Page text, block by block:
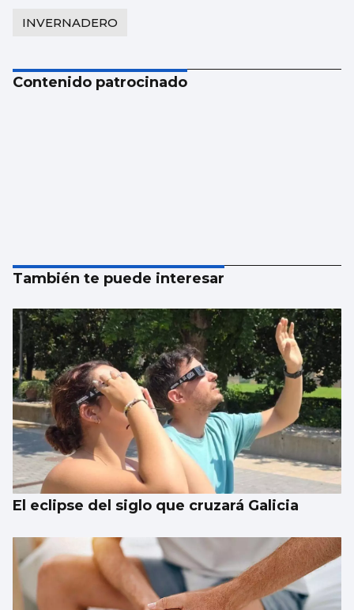
INVERNADERO
Contenido patrocinado
También te puede interesar
El eclipse del siglo que cruzará Galicia